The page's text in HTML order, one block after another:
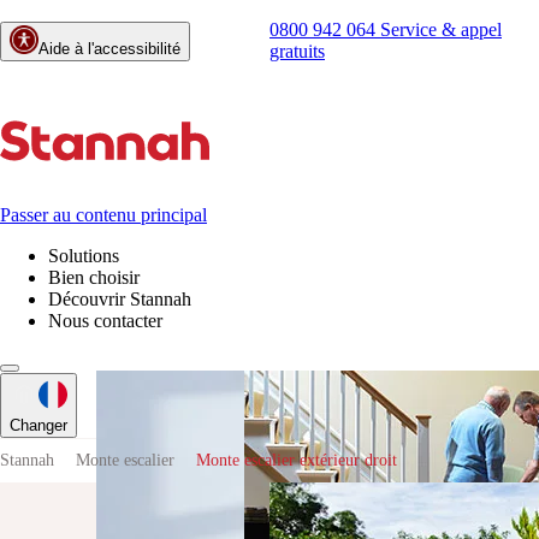
Aide à l'accessibilité
0800 942 064 Service & appel
gratuits
Passer au contenu principal
Solutions
Bien choisir
Découvrir Stannah
Nous contacter
Plate-formes
élévatrices
Changer
Stannah
Monte escalier Monte escalier extérieur droit